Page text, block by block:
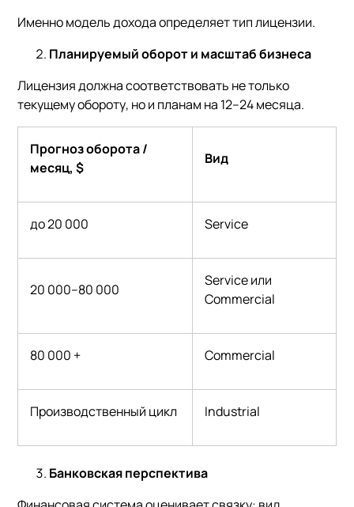
Именно модель дохода определяет тип лицензии.
Планируемый оборот и масштаб бизнеса
Лицензия должна соответствовать не только
текущему обороту, но и планам на 12–24 месяца.
Прогноз оборота /
месяц, $
Вид
до 20 000 Service
20 000–80 000
Service или
Commercial
80 000 + Commercial
Производственный цикл Industrial
Банковская перспектива